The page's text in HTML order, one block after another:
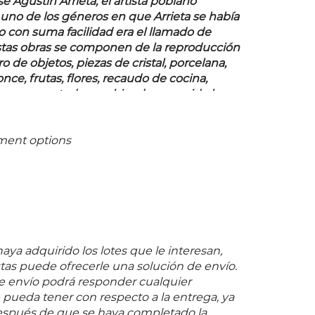
de los géneros en que Arrieta se había
con suma facilidad era el llamado de
obras se componen de la reproducción
de objetos, piezas de cristal, porcelana,
frutas, flores, recaudo de cocina,
aves, todo combinado y reunido las
que les ha dado. Este género de obras
Como afirma Olivares, Arrieta no
en la ejecución de "alacenas",
sin duda éste fue el más
su producción y de ello, podríamos
solicitado por los coleccionistas poblanos
de sus comedores, en donde las
la función de despertar el apetito con la
options
adquirido los lotes que le interesan,
puede ofrecerle una solución de envío.
envío podrá responder cualquier
tener con respecto a la entrega, ya